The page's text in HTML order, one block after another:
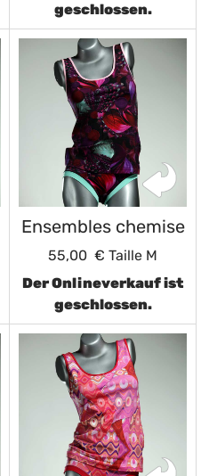
geschlossen.
Ensembles chemise
55,00 € Taille M
Der Onlineverkauf ist
geschlossen.